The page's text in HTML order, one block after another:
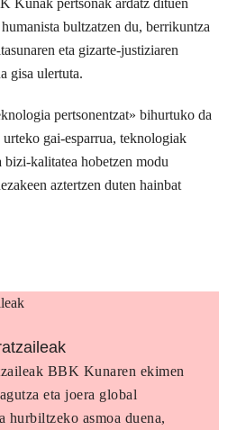
bultzatzen du, berrikuntza
eta gizarte-justiziaren
gisa ulertuta.
pertsonentzat» bihurtuko da
gai-esparrua, teknologiak
bizi-kalitatea hobetzen modu
aztertzen duten hainbat
BBK Kunaren ekimen
eta joera global
hurbiltzeko asmoa duena,